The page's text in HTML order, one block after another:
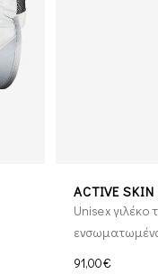
ACTIVE SKIN
Unisex γιλέκο
91,00€